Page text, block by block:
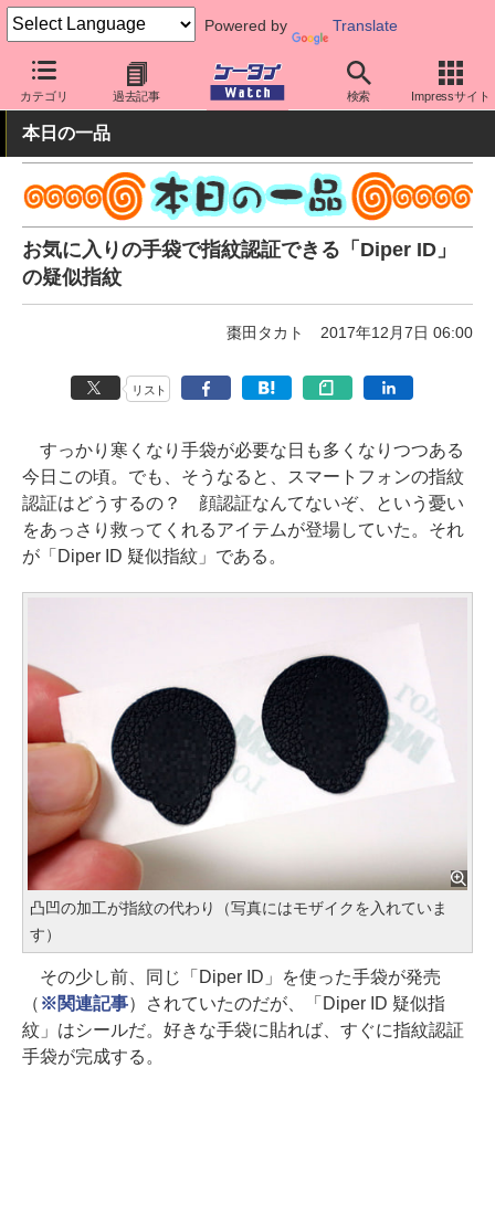
Powered by Translate
カテゴリ 過去記事 検索 Impressサイト
ケータイ Watch 周辺機器/アクセサリー その他
本日の一品
お気に入りの手袋で指紋認証できる「Diper ID」
の疑似指紋
棗田タカト 2017年12月7日 06:00
リスト
すっかり寒くなり手袋が必要な日も多くなりつつある
今日この頃。でも、そうなると、スマートフォンの指紋
認証はどうするの？ 顔認証なんてないぞ、という憂い
をあっさり救ってくれるアイテムが登場していた。それ
が「Diper ID 疑似指紋」である。
凸凹の加工が指紋の代わり（写真にはモザイクを入れていま
す）
その少し前、同じ「Diper ID」を使った手袋が発売
（ ※関連記事）されていたのだが、「Diper ID 疑似指
紋」はシールだ。好きな手袋に貼れば、すぐに指紋認証
手袋が完成する。